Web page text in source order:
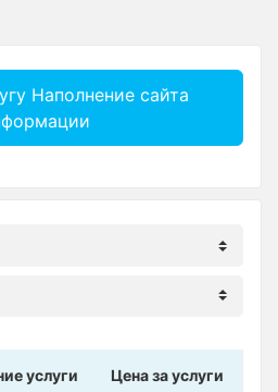
Наполнение сайта
услуги Цена за услуги